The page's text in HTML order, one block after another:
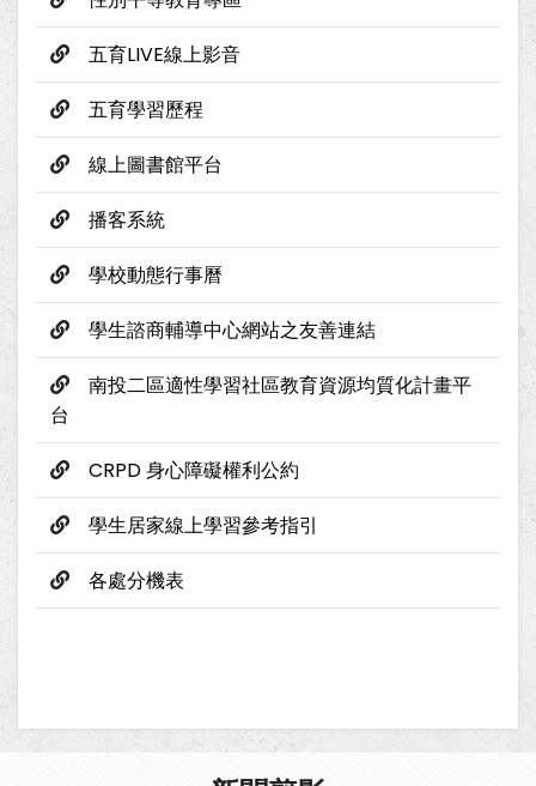
五育LIVE線上影音
五育學習歷程
線上圖書館平台
播客系統
學校動態行事曆
學生諮商輔導中心網站之友善連結
南投二區適性學習社區教育資源均質化計畫平
台
CRPD 身心障礙權利公約
學生居家線上學習參考指引
各處分機表